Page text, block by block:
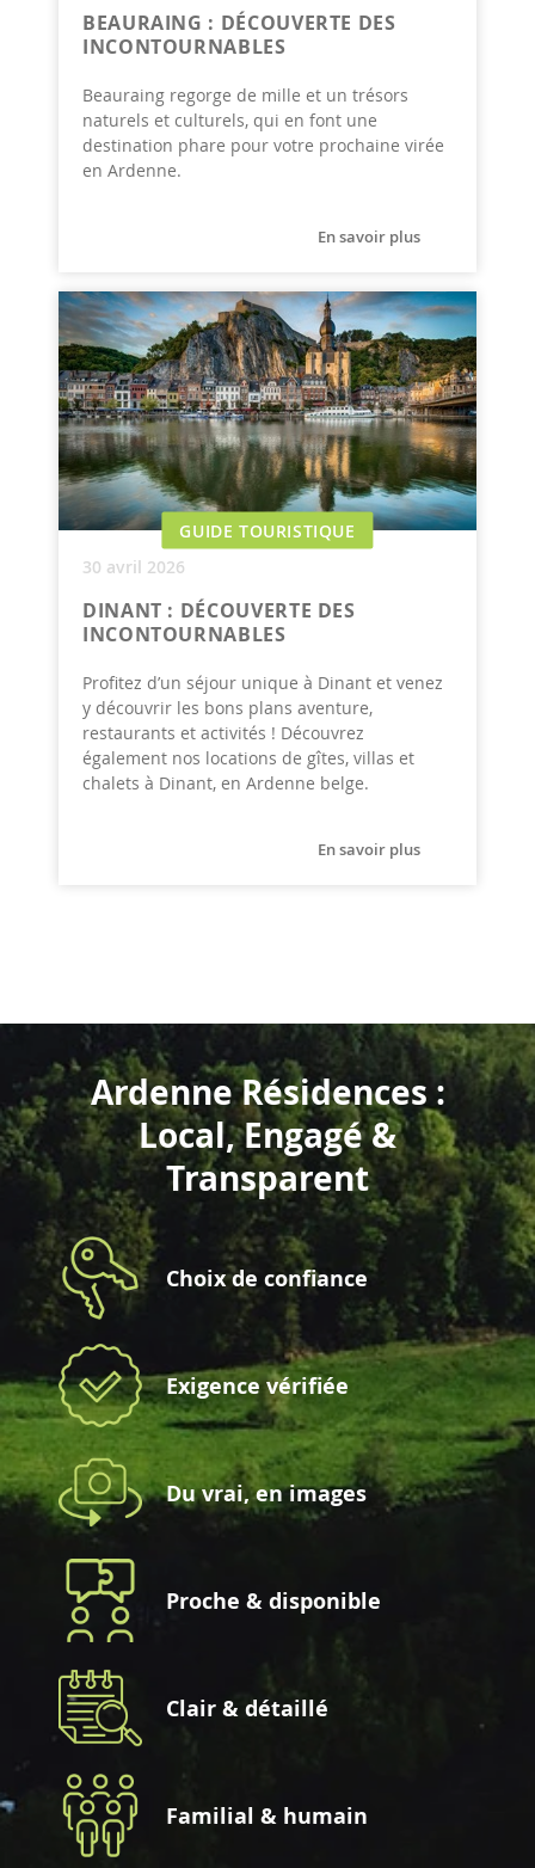
BEAURAING : DÉCOUVERTE DES
INCONTOURNABLES
Beauraing regorge de mille et un trésors
naturels et culturels, qui en font une
destination phare pour votre prochaine virée
en Ardenne.
En savoir plus
GUIDE TOURISTIQUE
30 avril 2026
DINANT : DÉCOUVERTE DES
INCONTOURNABLES
Profitez d’un séjour unique à Dinant et venez
y découvrir les bons plans aventure,
restaurants et activités ! Découvrez
également nos locations de gîtes, villas et
chalets à Dinant, en Ardenne belge.
En savoir plus
Ardenne Résidences :
Local, Engagé &
Transparent
Choix de confiance
Exigence vérifiée
Du vrai, en images
Proche & disponible
Clair & détaillé
Familial & humain